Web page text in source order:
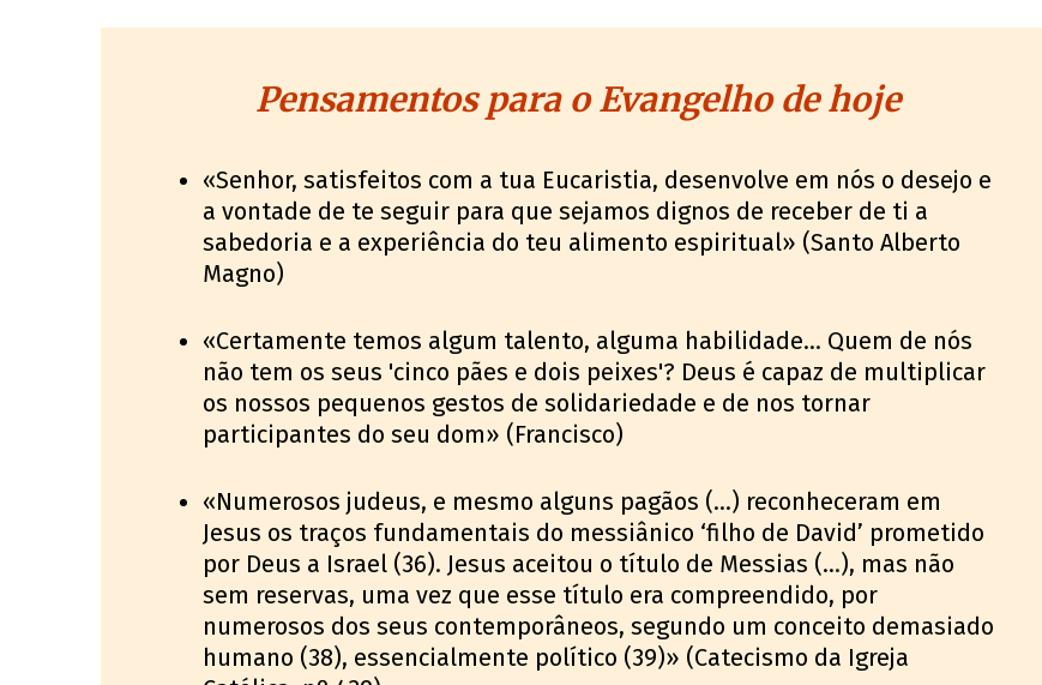
Pensamentos para o Evangelho de hoje
«Senhor, satisfeitos com a tua Eucaristia, desenvolve em nós o desejo e
a vontade de te seguir para que sejamos dignos de receber de ti a
sabedoria e a experiência do teu alimento espiritual» (Santo Alberto
Magno)
«Certamente temos algum talento, alguma habilidade... Quem de nós
não tem os seus 'cinco pães e dois peixes'? Deus é capaz de multiplicar
os nossos pequenos gestos de solidariedade e de nos tornar
participantes do seu dom» (Francisco)
«Numerosos judeus, e mesmo alguns pagãos (…) reconheceram em
Jesus os traços fundamentais do messiânico ‘filho de David’ prometido
por Deus a Israel (36). Jesus aceitou o título de Messias (…), mas não
sem reservas, uma vez que esse título era compreendido, por
numerosos dos seus contemporâneos, segundo um conceito demasiado
humano (38), essencialmente político (39)» (Catecismo da Igreja